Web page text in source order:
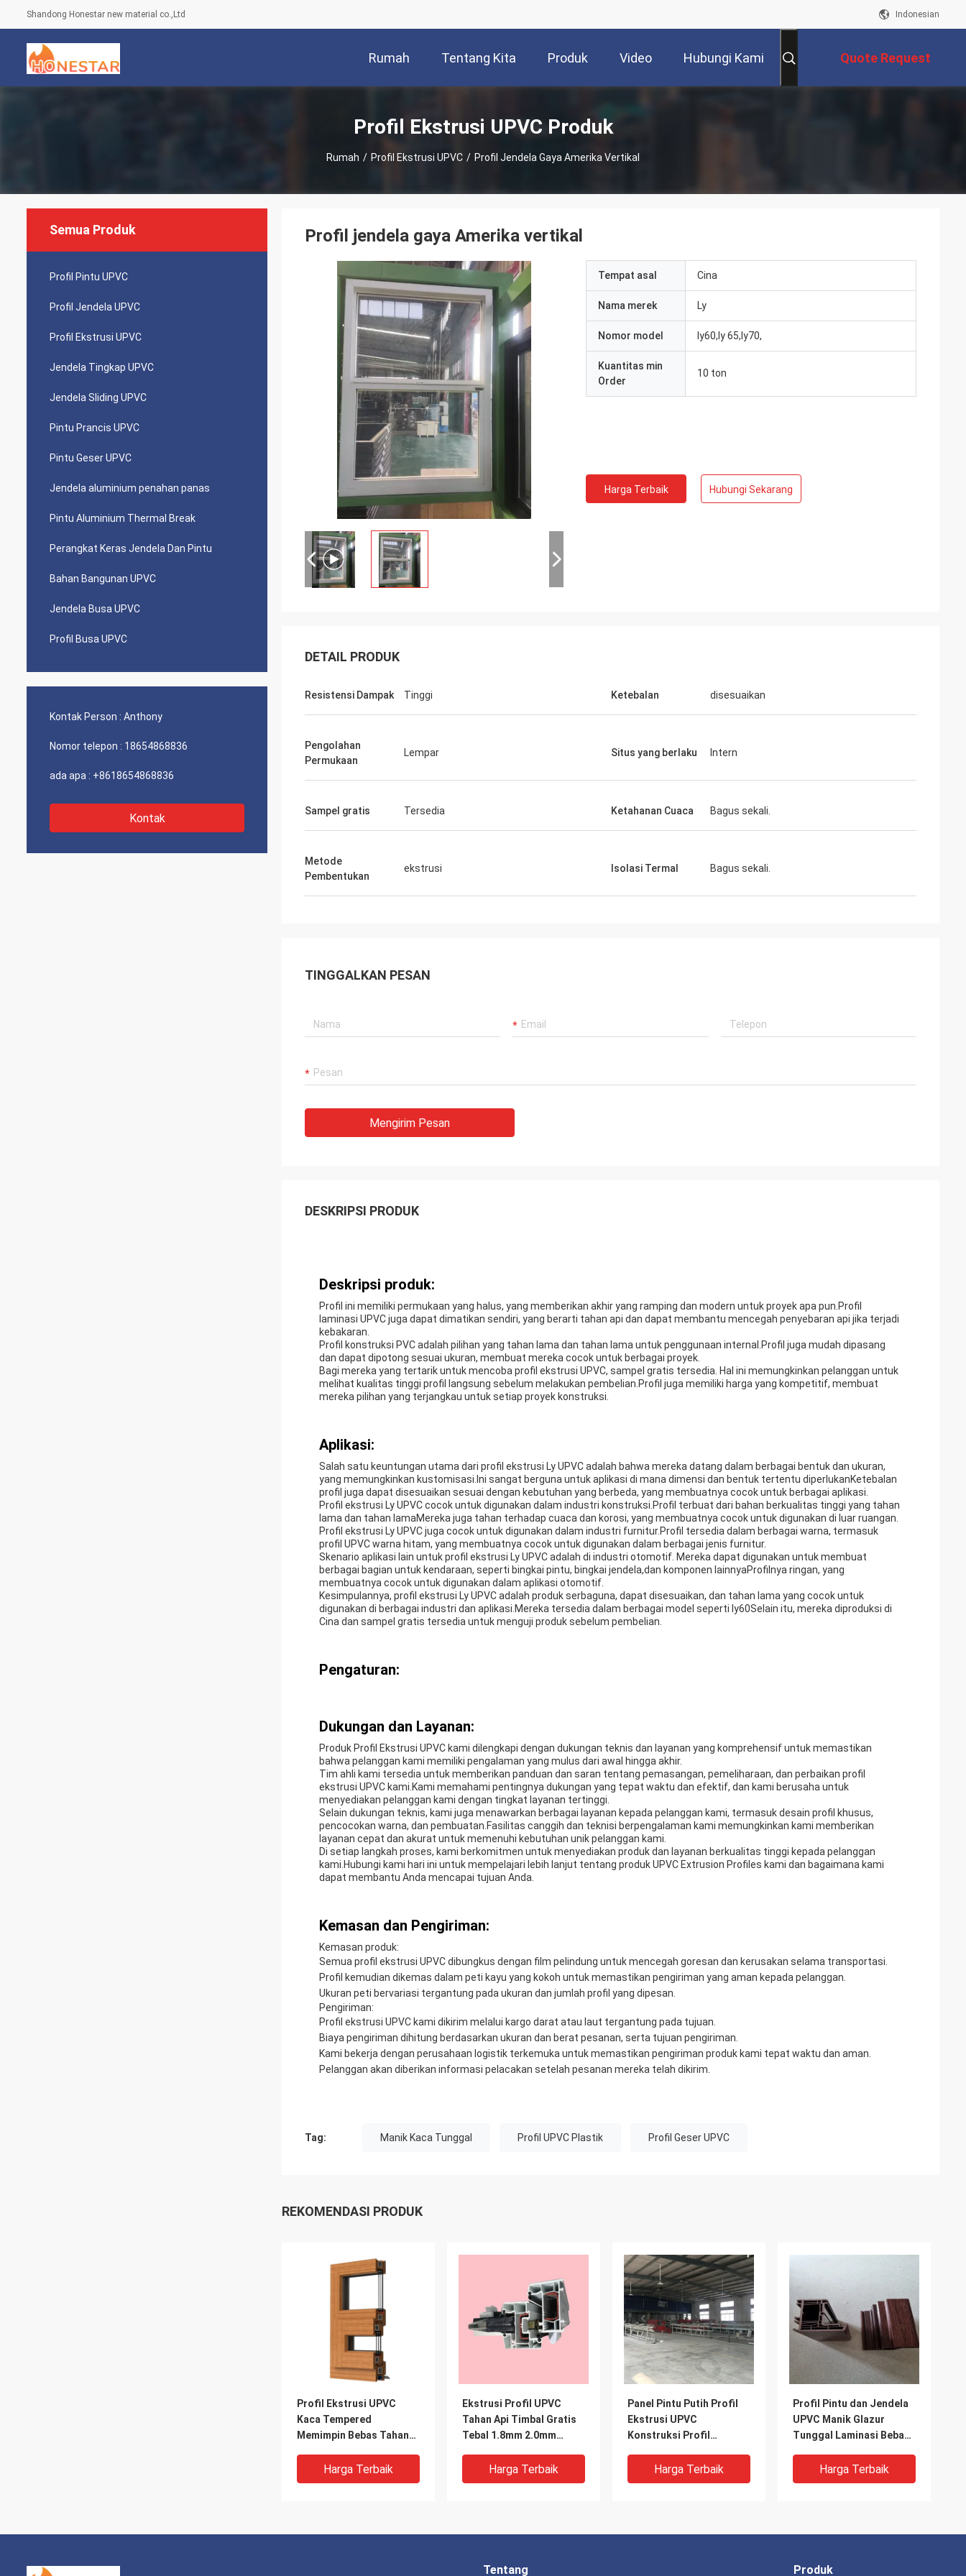
Shandong Honestar new material co.,Ltd Indonesian
Rumah Tentang Kita Produk Video Hubungi Kami Quote Request
Profil Ekstrusi UPVC Produk
Rumah / Profil Ekstrusi UPVC / Profil Jendela Gaya Amerika Vertikal
Semua Produk
Profil Pintu UPVC
Profil Jendela UPVC
Profil Ekstrusi UPVC
Jendela Tingkap UPVC
Jendela Sliding UPVC
Pintu Prancis UPVC
Pintu Geser UPVC
Jendela aluminium penahan panas
Pintu Aluminium Thermal Break
Perangkat Keras Jendela Dan Pintu
Bahan Bangunan UPVC
Jendela Busa UPVC
Profil Busa UPVC
Kontak Person : Anthony
Nomor telepon : 18654868836
ada apa : +8618654868836
Kontak
Profil jendela gaya Amerika vertikal
Tempat asal Cina
Nama merek Ly
Nomor model ly60,ly 65,ly70,
Kuantitas min
Order
10 ton
Harga Terbaik Hubungi Sekarang
DETAIL PRODUK
Resistensi Dampak Tinggi Ketebalan disesuaikan
Pengolahan
Permukaan
Lempar Situs yang berlaku Intern
Sampel gratis Tersedia Ketahanan Cuaca Bagus sekali.
Metode
Pembentukan
ekstrusi Isolasi Termal Bagus sekali.
TINGGALKAN PESAN
Mengirim Pesan
DESKRIPSI PRODUK
Deskripsi produk:
Profil ini memiliki permukaan yang halus, yang memberikan akhir yang ramping dan modern untuk proyek apa pun.Profil
laminasi UPVC juga dapat dimatikan sendiri, yang berarti tahan api dan dapat membantu mencegah penyebaran api jika terjadi
kebakaran.
Profil konstruksi PVC adalah pilihan yang tahan lama dan tahan lama untuk penggunaan internal.Profil juga mudah dipasang
dan dapat dipotong sesuai ukuran, membuat mereka cocok untuk berbagai proyek.
Bagi mereka yang tertarik untuk mencoba profil ekstrusi UPVC, sampel gratis tersedia. Hal ini memungkinkan pelanggan untuk
melihat kualitas tinggi profil langsung sebelum melakukan pembelian.Profil juga memiliki harga yang kompetitif, membuat
mereka pilihan yang terjangkau untuk setiap proyek konstruksi.
Aplikasi:
Salah satu keuntungan utama dari profil ekstrusi Ly UPVC adalah bahwa mereka datang dalam berbagai bentuk dan ukuran,
yang memungkinkan kustomisasi.Ini sangat berguna untuk aplikasi di mana dimensi dan bentuk tertentu diperlukanKetebalan
profil juga dapat disesuaikan sesuai dengan kebutuhan yang berbeda, yang membuatnya cocok untuk berbagai aplikasi.
Profil ekstrusi Ly UPVC cocok untuk digunakan dalam industri konstruksi.Profil terbuat dari bahan berkualitas tinggi yang tahan
lama dan tahan lamaMereka juga tahan terhadap cuaca dan korosi, yang membuatnya cocok untuk digunakan di luar ruangan.
Profil ekstrusi Ly UPVC juga cocok untuk digunakan dalam industri furnitur.Profil tersedia dalam berbagai warna, termasuk
profil UPVC warna hitam, yang membuatnya cocok untuk digunakan dalam berbagai jenis furnitur.
Skenario aplikasi lain untuk profil ekstrusi Ly UPVC adalah di industri otomotif. Mereka dapat digunakan untuk membuat
berbagai bagian untuk kendaraan, seperti bingkai pintu, bingkai jendela,dan komponen lainnyaProfilnya ringan, yang
membuatnya cocok untuk digunakan dalam aplikasi otomotif.
Kesimpulannya, profil ekstrusi Ly UPVC adalah produk serbaguna, dapat disesuaikan, dan tahan lama yang cocok untuk
digunakan di berbagai industri dan aplikasi.Mereka tersedia dalam berbagai model seperti ly60Selain itu, mereka diproduksi di
Cina dan sampel gratis tersedia untuk menguji produk sebelum pembelian.
Pengaturan:
Dukungan dan Layanan:
Produk Profil Ekstrusi UPVC kami dilengkapi dengan dukungan teknis dan layanan yang komprehensif untuk memastikan
bahwa pelanggan kami memiliki pengalaman yang mulus dari awal hingga akhir.
Tim ahli kami tersedia untuk memberikan panduan dan saran tentang pemasangan, pemeliharaan, dan perbaikan profil
ekstrusi UPVC kami.Kami memahami pentingnya dukungan yang tepat waktu dan efektif, dan kami berusaha untuk
menyediakan pelanggan kami dengan tingkat layanan tertinggi.
Selain dukungan teknis, kami juga menawarkan berbagai layanan kepada pelanggan kami, termasuk desain profil khusus,
pencocokan warna, dan pembuatan.Fasilitas canggih dan teknisi berpengalaman kami memungkinkan kami memberikan
layanan cepat dan akurat untuk memenuhi kebutuhan unik pelanggan kami.
Di setiap langkah proses, kami berkomitmen untuk menyediakan produk dan layanan berkualitas tinggi kepada pelanggan
kami.Hubungi kami hari ini untuk mempelajari lebih lanjut tentang produk UPVC Extrusion Profiles kami dan bagaimana kami
dapat membantu Anda mencapai tujuan Anda.
Kemasan dan Pengiriman:
Kemasan produk:
Semua profil ekstrusi UPVC dibungkus dengan film pelindung untuk mencegah goresan dan kerusakan selama transportasi.
Profil kemudian dikemas dalam peti kayu yang kokoh untuk memastikan pengiriman yang aman kepada pelanggan.
Ukuran peti bervariasi tergantung pada ukuran dan jumlah profil yang dipesan.
Pengiriman:
Profil ekstrusi UPVC kami dikirim melalui kargo darat atau laut tergantung pada tujuan.
Biaya pengiriman dihitung berdasarkan ukuran dan berat pesanan, serta tujuan pengiriman.
Kami bekerja dengan perusahaan logistik terkemuka untuk memastikan pengiriman produk kami tepat waktu dan aman.
Pelanggan akan diberikan informasi pelacakan setelah pesanan mereka telah dikirim.
Tag: Manik Kaca Tunggal Profil UPVC Plastik Profil Geser UPVC
REKOMENDASI PRODUK
Profil Ekstrusi UPVC
Kaca Tempered
Memimpin Bebas Tahan
Harga Terbaik
Ekstrusi Profil UPVC
Tahan Api Timbal Gratis
Tebal 1.8mm 2.0mm
Harga Terbaik
Panel Pintu Putih Profil
Ekstrusi UPVC
Konstruksi Profil
Harga Terbaik
Profil Pintu dan Jendela
UPVC Manik Glazur
Tunggal Laminasi Bebas
Harga Terbaik
Tentang Produk